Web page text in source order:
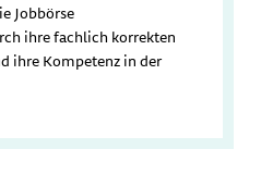
Jobbörse
ihre fachlich korrekten
ihre Kompetenz in der